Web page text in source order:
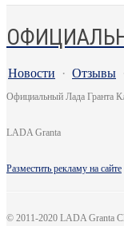
Новости · Отзывы
Официальный Лада Гранта
LADA Granta
Разместить рекламу на сайте
© 2011-2020 LADA Granta